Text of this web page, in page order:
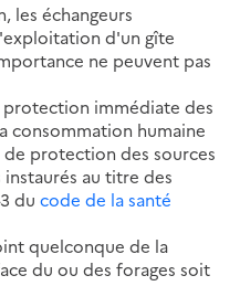
les échangeurs
d'un gîte
ne peuvent pas
protection immédiate des
consommation humaine
protection des sources
au titre des
du code de la santé
quelconque de la
du ou des forages soit